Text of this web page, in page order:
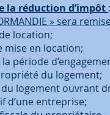
la réduction d’impôt
» sera
location;
mise en location;
période
du logement;
logement ouvrant
d’une entreprise;